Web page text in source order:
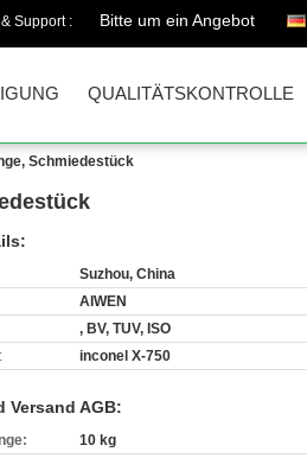
Support : Bitte um ein Angebot
QUALITÄTSKONTROLLE
Schmiedestück
Suzhou, China
AIWEN
, BV, TUV, ISO
inconel X-750
Versand AGB:
10 kg